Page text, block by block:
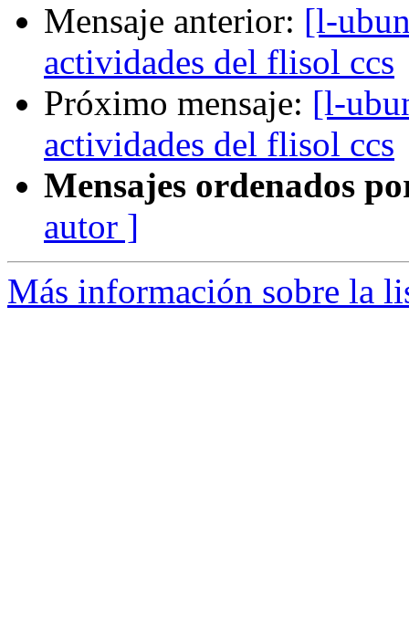
Mensaje anterior: [l-
actividades del flisol ccs
Próximo mensaje: [l-
actividades del flisol ccs
Mensajes ordenados
autor ]
Más información sobre la